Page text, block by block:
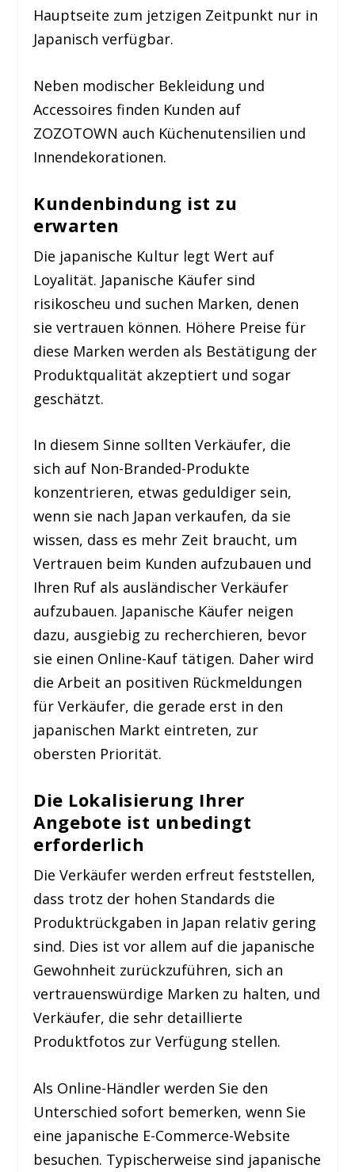
Hauptseite zum jetzigen Zeitpunkt nur in
Japanisch verfügbar.
Neben modischer Bekleidung und
Accessoires finden Kunden auf
ZOZOTOWN auch Küchenutensilien und
Innendekorationen.
Kundenbindung ist zu
erwarten
Die japanische Kultur legt Wert auf
Loyalität. Japanische Käufer sind
risikoscheu und suchen Marken, denen
sie vertrauen können. Höhere Preise für
diese Marken werden als Bestätigung der
Produktqualität akzeptiert und sogar
geschätzt.
In diesem Sinne sollten Verkäufer, die
sich auf Non-Branded-Produkte
konzentrieren, etwas geduldiger sein,
wenn sie nach Japan verkaufen, da sie
wissen, dass es mehr Zeit braucht, um
Vertrauen beim Kunden aufzubauen und
Ihren Ruf als ausländischer Verkäufer
aufzubauen. Japanische Käufer neigen
dazu, ausgiebig zu recherchieren, bevor
sie einen Online-Kauf tätigen. Daher wird
die Arbeit an positiven Rückmeldungen
für Verkäufer, die gerade erst in den
japanischen Markt eintreten, zur
obersten Priorität.
Die Lokalisierung Ihrer
Angebote ist unbedingt
erforderlich
Die Verkäufer werden erfreut feststellen,
dass trotz der hohen Standards die
Produktrückgaben in Japan relativ gering
sind. Dies ist vor allem auf die japanische
Gewohnheit zurückzuführen, sich an
vertrauenswürdige Marken zu halten, und
Verkäufer, die sehr detaillierte
Produktfotos zur Verfügung stellen.
Als Online-Händler werden Sie den
Unterschied sofort bemerken, wenn Sie
eine japanische E-Commerce-Website
besuchen. Typischerweise sind japanische